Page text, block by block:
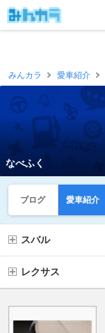
みんカラ 愛車紹介
なべふく
ブログ 愛車紹介
スバル
レクサス